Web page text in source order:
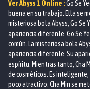
VerAbyss 1Online :Go Se
buena en su trabajo. Ella se
misteriosa bola Abyss, Go Se
apariencia diferente. Go Se
común. La misteriosa bola
apariencia diferente. Su
espíritu. Mientras tanto, Cha
de cosméticos. Es
poco atractivo. Cha Min se